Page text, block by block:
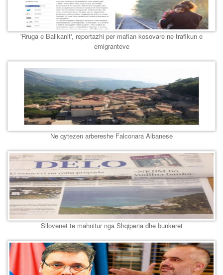
'Rruga e Ballkanit', reportazhi per mafian kosovare ne trafikun e
emigranteve
Ne qytezen arbereshe Falconara Albanese
Sllovenet te mahnitur nga Shqiperia dhe bunkeret